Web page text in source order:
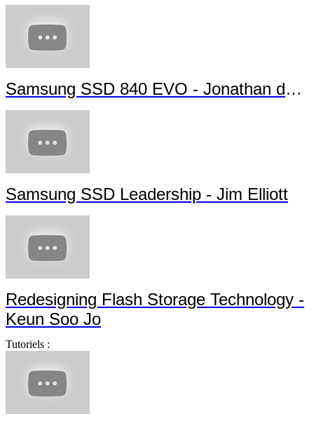
Samsung SSD 840 EVO - Jonathan da Silva
Samsung SSD Leadership - Jim Elliott
Redesigning Flash Storage Technology -
Keun Soo Jo
Tutoriels :